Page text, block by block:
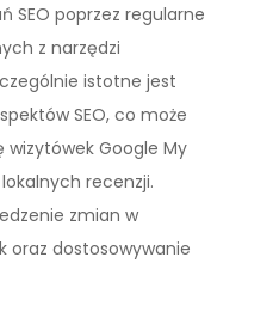
SEO poprzez regularne
z narzędzi
istotne jest
SEO, co może
Google My
recenzji.
zmian w
oraz dostosowywanie